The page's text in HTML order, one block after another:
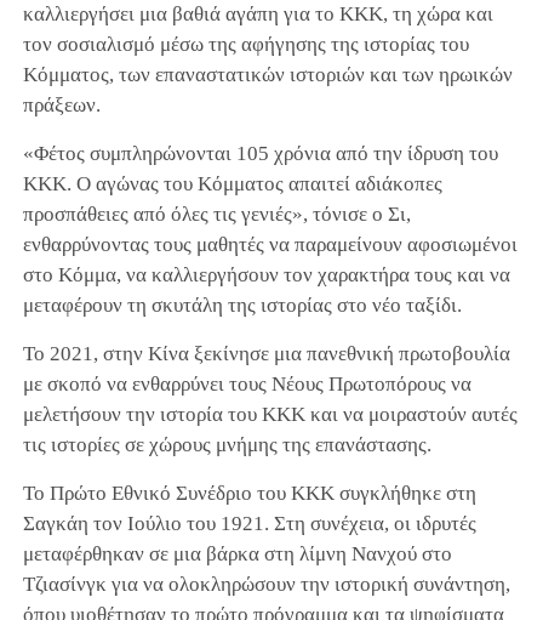
καλλιεργήσει μια βαθιά αγάπη για το ΚΚΚ, τη χώρα και
τον σοσιαλισμό μέσω της αφήγησης της ιστορίας του
Κόμματος, των επαναστατικών ιστοριών και των ηρωικών
πράξεων.
«Φέτος συμπληρώνονται 105 χρόνια από την ίδρυση του
ΚΚΚ. Ο αγώνας του Κόμματος απαιτεί αδιάκοπες
προσπάθειες από όλες τις γενιές», τόνισε ο Σι,
ενθαρρύνοντας τους μαθητές να παραμείνουν αφοσιωμένοι
στο Κόμμα, να καλλιεργήσουν τον χαρακτήρα τους και να
μεταφέρουν τη σκυτάλη της ιστορίας στο νέο ταξίδι.
Το 2021, στην Κίνα ξεκίνησε μια πανεθνική πρωτοβουλία
με σκοπό να ενθαρρύνει τους Νέους Πρωτοπόρους να
μελετήσουν την ιστορία του ΚΚΚ και να μοιραστούν αυτές
τις ιστορίες σε χώρους μνήμης της επανάστασης.
Το Πρώτο Εθνικό Συνέδριο του ΚΚΚ συγκλήθηκε στη
Σαγκάη τον Ιούλιο του 1921. Στη συνέχεια, οι ιδρυτές
μεταφέρθηκαν σε μια βάρκα στη λίμνη Νανχού στο
Τζιασίνγκ για να ολοκληρώσουν την ιστορική συνάντηση,
όπου υιοθέτησαν το πρώτο πρόγραμμα και τα ψηφίσματα